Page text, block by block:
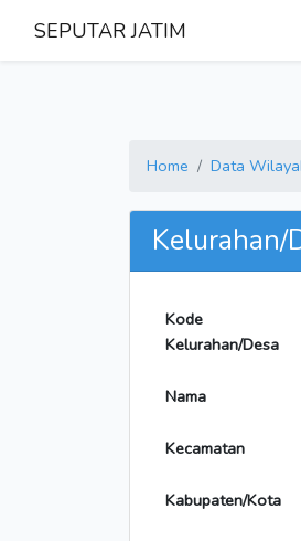
SEPUTAR JATIM
Home Data
Kelurahan/
Kode
Kelurahan/Desa
Nama
Kecamatan
Kabupaten/Kota